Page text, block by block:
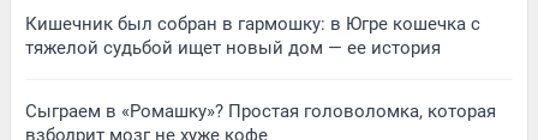
Кишечник был собран в гармошку: в Югре кошечка с
тяжелой судьбой ищет новый дом — ее история
Сыграем в «Ромашку»? Простая головоломка, которая
взбодрит мозг не хуже кофе